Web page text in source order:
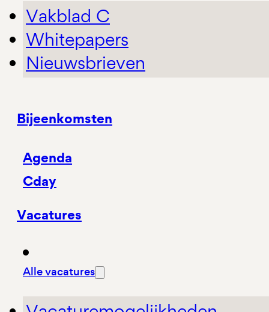
Vakblad C
Whitepapers
Nieuwsbrieven
Bijeenkomsten
Agenda
Cday
Vacatures
Alle vacatures